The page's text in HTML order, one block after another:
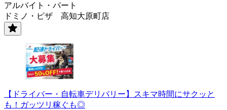
アルバイト・パート
ドミノ・ピザ 高知大原町店
【ドライバー・自転車デリバリー】スキマ時間にサクッと
も！ガッツリ稼ぐも◎